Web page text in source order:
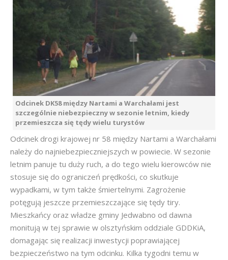
Odcinek DK58 między Nartami a Warchałami jest
szczególnie niebezpieczny w sezonie letnim, kiedy
przemieszcza się tędy wielu turystów
Odcinek drogi krajowej nr 58 między Nartami a Warchałami
należy do najniebezpieczniejszych w powiecie. W sezonie
letnim panuje tu duży ruch, a do tego wielu kierowców nie
stosuje się do ograniczeń prędkości, co skutkuje
wypadkami, w tym także śmiertelnymi. Zagrożenie
potęgują jeszcze przemieszczające się tędy tiry.
Mieszkańcy oraz władze gminy Jedwabno od dawna
monitują w tej sprawie w olsztyńskim oddziale GDDKiA,
domagając się realizacji inwestycji poprawiającej
bezpieczeństwo na tym odcinku. Kilka tygodni temu w